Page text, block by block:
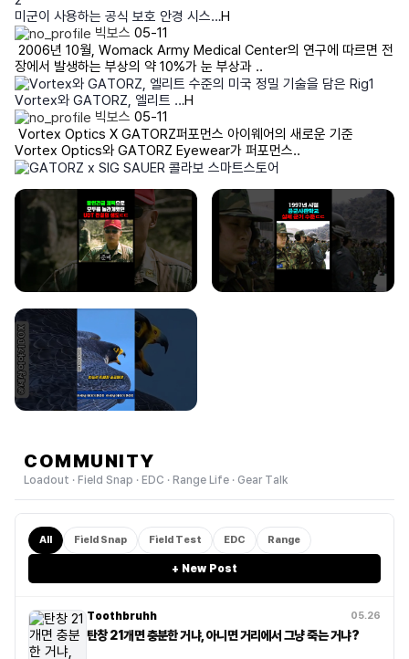
미군이 사용하는 공식 보호 안경 시스…H
빅보스 05-11
2006년 10월, Womack Army Medical Center의 연구에 따르면 전
장에서 발생하는 부상의 약 10%가 눈 부상과 ..
Vortex와 GATORZ, 엘리트 …H
빅보스 05-11
Vortex Optics X GATORZ퍼포먼스 아이웨어의 새로운 기준
Vortex Optics와 GATORZ Eyewear가 퍼포먼스..
COMMUNITY
Loadout · Field Snap · EDC · Range Life · Gear Talk
All Field Snap Field Test EDC Range
+ New Post
Toothbruhh 05.26
탄창 21개면 충분한 거냐, 아니면 거리에서 그냥 죽는 거냐?